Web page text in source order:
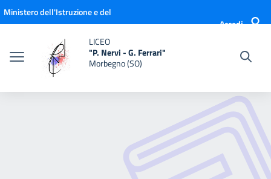
Vai ai contenuti
Vai al menu di navigazione
Vai al footer
Ministero dell'Istruzione e del
Accedi
LICEO
"P. Nervi - G. Ferrari"
Morbegno (SO)